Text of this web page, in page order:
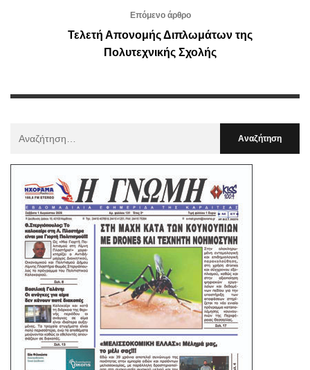
Επόμενο άρθρο
Τελετή Απονομής Διπλωμάτων της
Πολυτεχνικής Σχολής
: